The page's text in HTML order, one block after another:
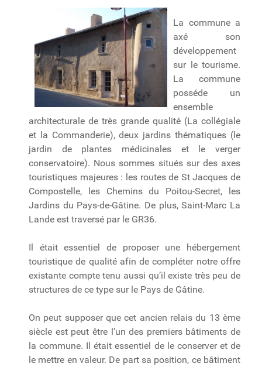
La commune a
axé son
développement
sur le tourisme.
La commune
posséde un
ensemble
architecturale de très grande qualité (La collégiale
et la Commanderie), deux jardins thématiques (le
jardin de plantes médicinales et le verger
conservatoire). Nous sommes situés sur des axes
touristiques majeures : les routes de St Jacques de
Compostelle, les Chemins du Poitou-Secret, les
Jardins du Pays-de-Gâtine. De plus, Saint-Marc La
Lande est traversé par le GR36.
Il était essentiel de proposer une hébergement
touristique de qualité afin de compléter notre offre
existante compte tenu aussi qu’il existe très peu de
structures de ce type sur le Pays de Gâtine.
On peut supposer que cet ancien relais du 13 ème
siècle est peut être l’un des premiers bâtiments de
la commune. Il était essentiel de le conserver et de
le mettre en valeur. De part sa position, ce bâtiment